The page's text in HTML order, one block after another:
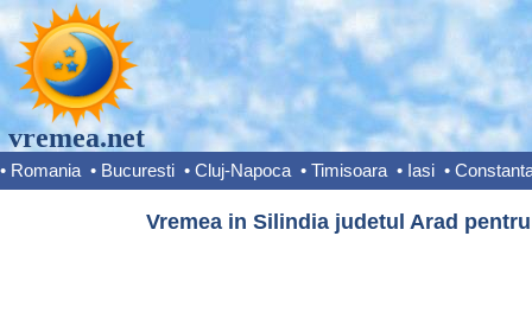
vremea.net
• Romania • Bucuresti • Cluj-Napoca • Timisoara • Iasi •
Vremea in Silindia judetul Arad